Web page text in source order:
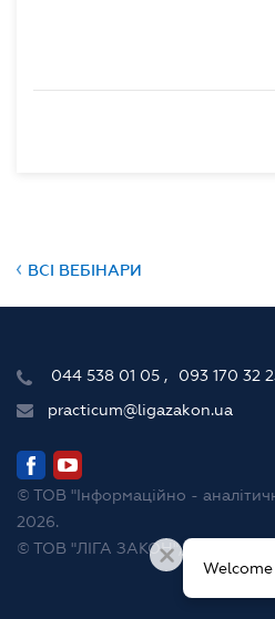
ВСІ ВЕБІНАРИ
044 538 01 05
093 170 32
practicum@ligazakon.ua
© ТОВ "Інформаційно -
2026.
© ТОВ "ЛІГА ЗАКОН", 2007-2026.